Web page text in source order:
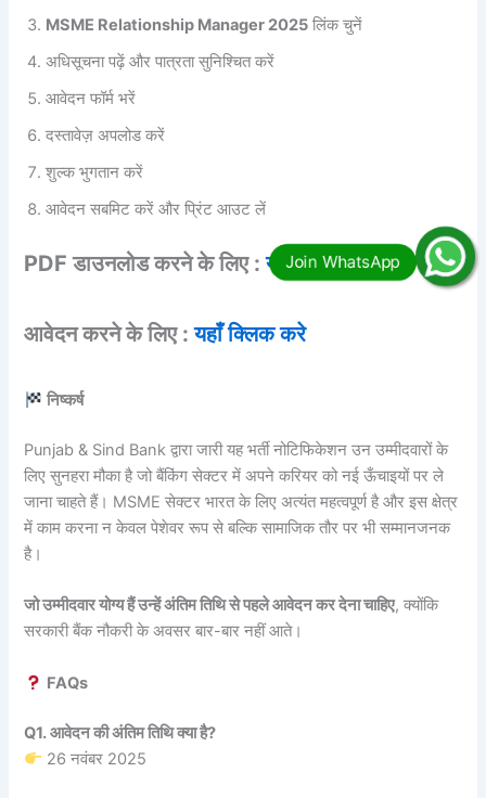
MSME Relationship Manager 2025 लिंक चुनें
अधिसूचना पढ़ें और पात्रता सुनिश्चित करें
आवेदन फॉर्म भरें
दस्तावेज़ अपलोड करें
शुल्क भुगतान करें
आवेदन सबमिट करें और प्रिंट आउट लें
PDF डाउनलोड करने के लिए :यहाँ क्लिक करे
आवेदन करने के लिए :यहाँ क्लिक करे
निष्कर्ष
Punjab & Sind Bank द्वारा जारी यह भर्ती नोटिफिकेशन उन उम्मीदवारों के
लिए सुनहरा मौका है जो बैंकिंग सेक्टर में अपने करियर को नई ऊँचाइयों पर ले
जाना चाहते हैं। MSME सेक्टर भारत के लिए अत्यंत महत्वपूर्ण है और इस क्षेत्र
में काम करना न केवल पेशेवर रूप से बल्कि सामाजिक तौर पर भी सम्मानजनक
है।
जो उम्मीदवार योग्य हैं उन्हें अंतिम तिथि से पहले आवेदन कर देना चाहिए, क्योंकि
सरकारी बैंक नौकरी के अवसर बार-बार नहीं आते।
FAQs
Q1. आवेदन की अंतिम तिथि क्या है?
26 नवंबर 2025